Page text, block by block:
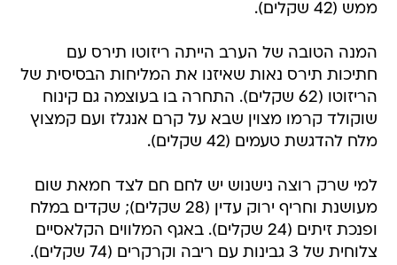
ממש (42 שקלים).
המנה הטובה של הערב הייתה ריזוטו תירס עם
חתיכות תירס נאות שאיזנו את המליחות הבסיסית של
הריזוטו (62 שקלים). התחרה בו בעוצמה גם קינוח
שוקולד קרמו מצוין שבא על קרם אנגלז ועם קמצוץ
מלח להדגשת טעמים (42 שקלים).
למי שרק רוצה נישנוש יש לחם חם לצד חמאת שום
מעושנת וחריף ירוק עדין (28 שקלים); שקדים במלח
ופנכת זיתים (24 שקלים). באגף המלווים הקלאסיים
צלוחית של 3 גבינות עם ריבה וקרקרים (74 שקלים).